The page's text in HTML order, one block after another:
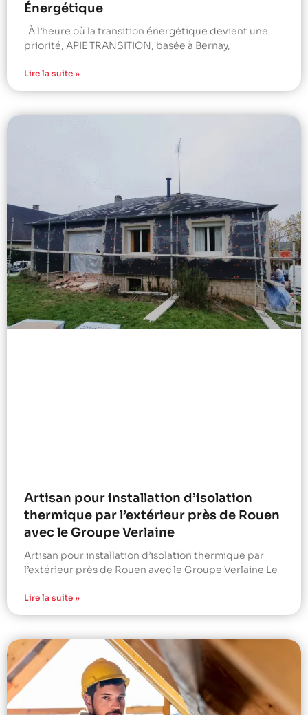
Énergétique
À l’heure où la transition énergétique devient une
priorité, APIE TRANSITION, basée à Bernay,
Lire la suite »
Artisan pour installation d’isolation
thermique par l’extérieur près de Rouen
avec le Groupe Verlaine
Artisan pour installation d’isolation thermique par
l’extérieur près de Rouen avec le Groupe Verlaine Le
Lire la suite »